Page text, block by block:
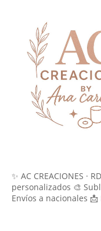
✨ AC CREACIONES ·
personalizados 🎨
Envíos a nacionales